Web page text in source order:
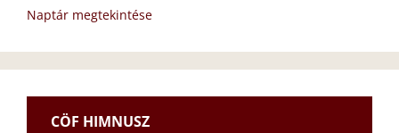
Naptár megtekintése
CÖF HIMNUSZ